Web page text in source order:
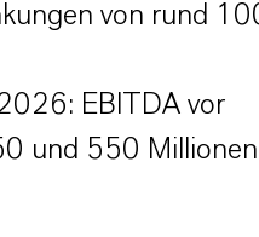
von rund
EBITDA vor
und 550